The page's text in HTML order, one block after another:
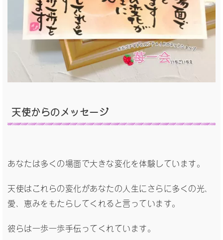
天使からのメッセージ
あなたは多くの場面で大きな変化を体験しています。
天使はこれらの変化があなたの人生にさらに多くの光、
愛、恵みをもたらしてくれると言っています。
彼らは一歩一歩手伝ってくれています。